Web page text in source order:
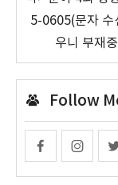
5-0605(문자 수
우니 부재
Follow